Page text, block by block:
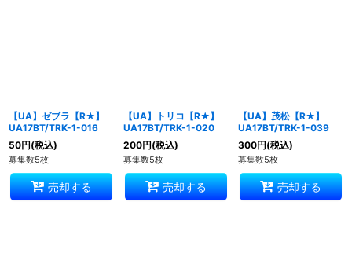
【UA】ゼブラ【R★】
UA17BT/TRK-1-016
50円(税込)
募集数5枚
売却する
【UA】トリコ【R★】
UA17BT/TRK-1-020
200円(税込)
募集数5枚
売却する
【UA】茂松【R★】
UA17BT/TRK-1-039
300円(税込)
募集数5枚
売却する